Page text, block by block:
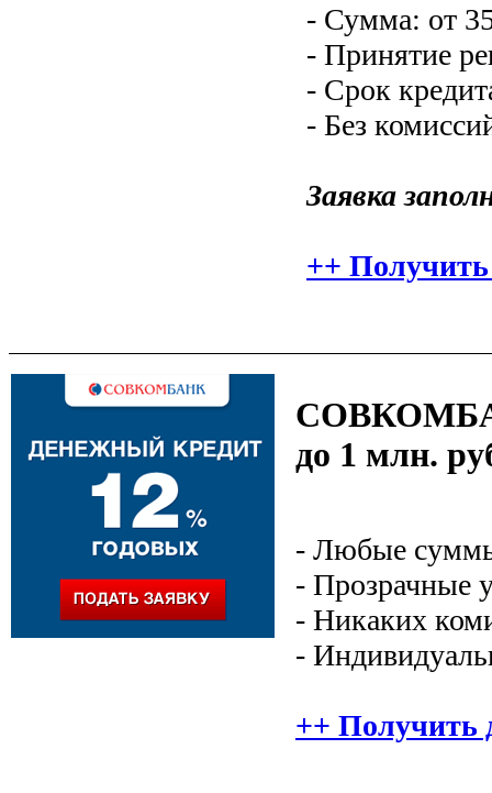
- Сумма: от
- Принятие
- Срок
- Без
Заявка
++ Получить
до 1 млн.
- Любые
- Прозрачные
- Никаких
-
++